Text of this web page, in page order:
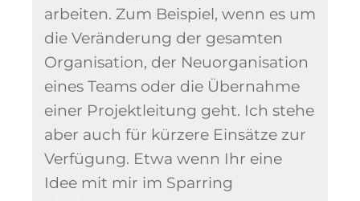
arbeiten. Zum Beispiel, wenn es um
die Veränderung der gesamten
Organisation, der Neuorganisation
eines Teams oder die Übernahme
einer Projektleitung geht. Ich stehe
aber auch für kürzere Einsätze zur
Verfügung. Etwa wenn Ihr eine
Idee mit mir im Sparring